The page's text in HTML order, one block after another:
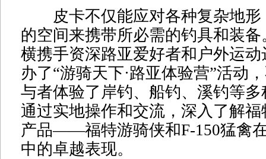
皮卡不仅能应对各种复杂地形
的空间来携带所必需的钓具和装
横携手资深路亚爱好者和户外运
办了“游骑天下·路亚体验营”活动
与者体验了岸钓、船钓、溪钓等
通过实地操作和交流，深入了解
产品——福特游骑侠和F-150猛禽
中的卓越表现。